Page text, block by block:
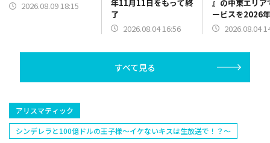
2026.08.09 18:15
年11月11日をもって終
了
2026.08.04 16:56
』の中東エリア
ービスを2026
日をもって終了
2026.08.04
すべて見る
アリスマティック
シンデレラと100億ドルの王子様～イケないキスは生放送で！？～